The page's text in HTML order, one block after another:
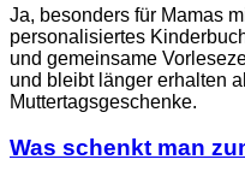
Ja, besonders für Mamas
personalisiertes
und gemeinsame
und bleibt länger erhalten
Muttertagsgeschenke.
Was schenkt man